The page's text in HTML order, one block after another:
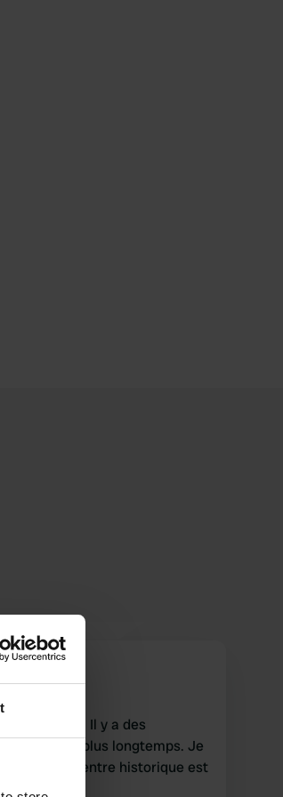
calme. Il y a des
là depuis plus longtemps. Je
Le centre historique est
haut.